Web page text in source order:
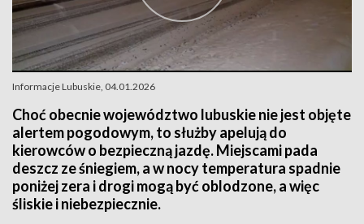
Informacje Lubuskie, 04.01.2026
Choć obecnie województwo lubuskie nie jest objęte
alertem pogodowym, to służby apelują do
kierowców o bezpieczną jazdę. Miejscami pada
deszcz ze śniegiem, a w nocy temperatura spadnie
poniżej zera i drogi mogą być oblodzone, a więc
śliskie i niebezpiecznie.